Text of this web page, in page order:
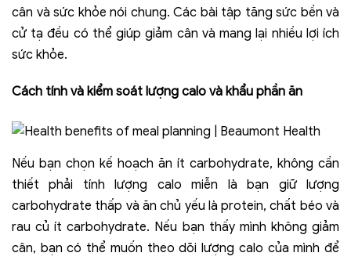
cân và sức khỏe nói chung. Các bài tập tăng sức bền và
cử tạ đều có thể giúp giảm cân và mang lại nhiều lợi ích
sức khỏe.
Cách tính và kiểm soát lượng calo và khẩu phần ăn
Nếu bạn chọn kế hoạch ăn ít carbohydrate, không cần
thiết phải tính lượng calo miễn là bạn giữ lượng
carbohydrate thấp và ăn chủ yếu là protein, chất béo và
rau củ ít carbohydrate. Nếu bạn thấy mình không giảm
cân, bạn có thể muốn theo dõi lượng calo của mình để